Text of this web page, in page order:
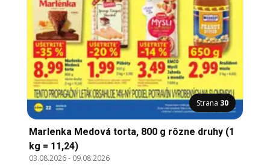
Strana 30
Marlenka Medová torta, 800 g rôzne druhy (1
kg = 11,24)
03.08.2026- 09.08.2026